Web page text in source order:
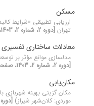
مسکن
تهران [دوره 2، شماره 2، 1403، صفحه 17-31]
معادلات ساختاری تفسیری
مدلسازی موانع مؤثر بر
[دوره 2، شماره 2، 1403، صفحه 32-49]
مکان‌یابی
مکان گزینی بهینه شهربازی
موردی: کلان‌شهر شیراز) [دوره 2، شماره 4، 1403، صفحه 18-38]